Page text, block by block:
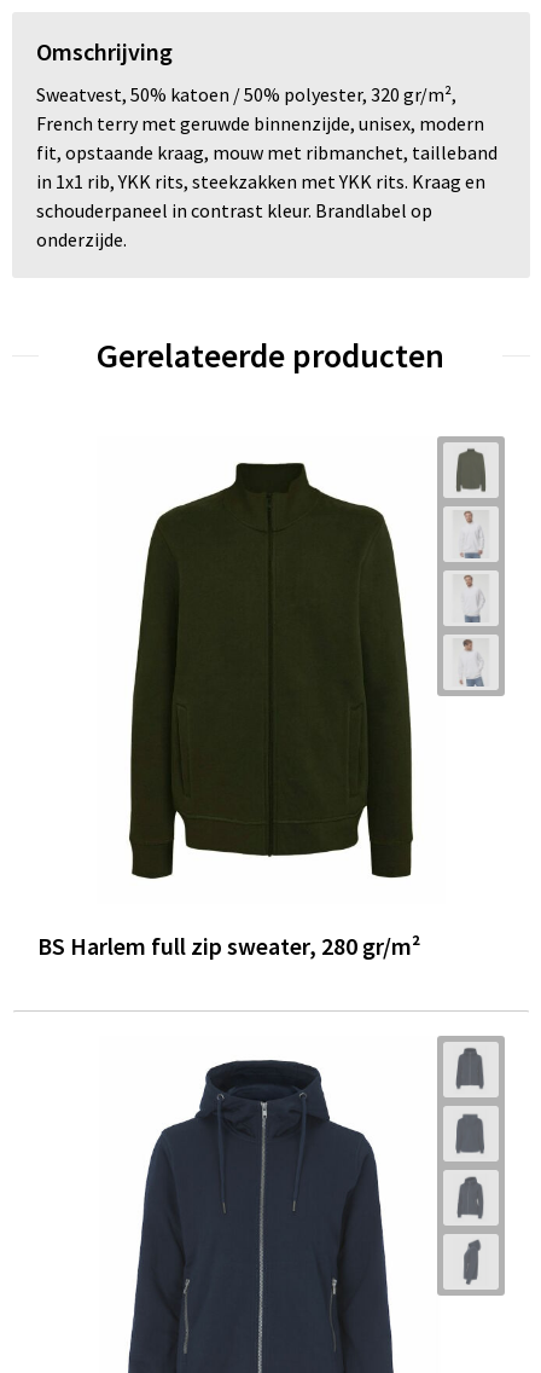
Omschrijving
Sweatvest, 50% katoen / 50% polyester, 320 gr/m²,
French terry met geruwde binnenzijde, unisex, modern
fit, opstaande kraag, mouw met ribmanchet, tailleband
in 1x1 rib, YKK rits, steekzakken met YKK rits. Kraag en
schouderpaneel in contrast kleur. Brandlabel op
onderzijde.
Gerelateerde producten
BS Harlem full zip sweater, 280 gr/m²